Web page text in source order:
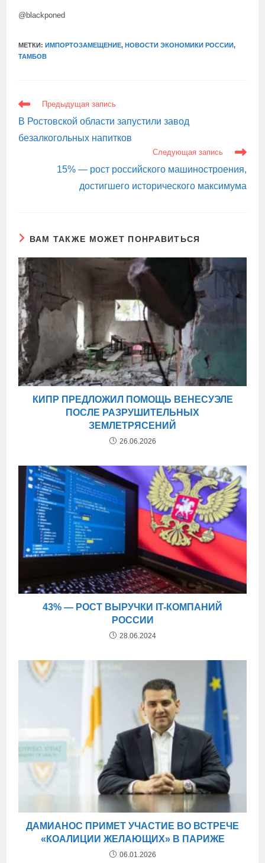
@blackponed
МЕТКИ:ИМПОРТОЗАМЕЩЕНИЕ, НОВОСТИ ЭКОНОМИКИ РОССИИ,
ТАМБОВ
ЕЩЕ
СТАТЬИ
Предыдущая запись
В Ростовской области запустили завод
безалкогольных напитков
Следующая запись
15% — рост российского машиностроения,
достигшего исторического максимума
ВАМ ТАКЖЕ МОЖЕТ ПОНРАВИТЬСЯ
КИПР ПРЕДЛОЖИЛ ПОМОЩЬ ВЕНЕСУЭЛЕ
ПОСЛЕ РАЗРУШИТЕЛЬНЫХ
ЗЕМЛЕТРЯСЕНИЙ
26.06.2026
43% — РОСТ ВЫРУЧКИ IT-КОМПАНИЙ
РОССИИ
28.06.2024
ДАМИАНОС ПРИМЕТ УЧАСТИЕ ВО ВСТРЕЧЕ
«КОАЛИЦИИ ЖЕЛАЮЩИХ» В ПАРИЖЕ
06.01.2026